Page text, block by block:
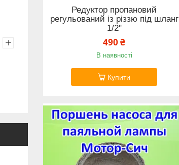
Редуктор пропановий
регульований із різзю під шланг
1/2"
490 ₴
В наявності
Купити